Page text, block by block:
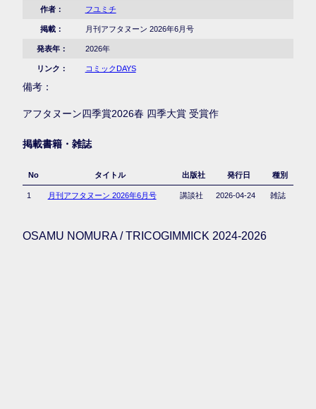
作者： フユミチ
掲載： 月刊アフタヌーン 2026年6月号
発表年： 2026年
リンク： コミックDAYS
備考：
アフタヌーン四季賞2026春 四季大賞 受賞作
掲載書籍・雑誌
No タイトル 出版社 発行日 種別
1 月刊アフタヌーン 2026年6月号 講談社 2026-04-24 雑誌
OSAMU NOMURA / TRICOGIMMICK 2024-2026